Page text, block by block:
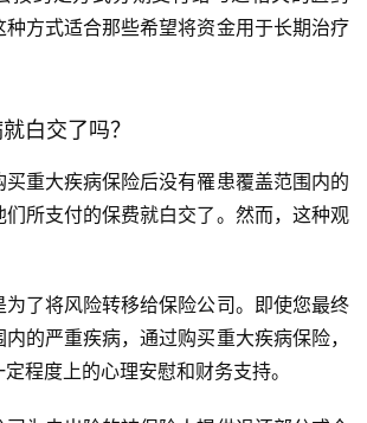
种方式适合那些希望将资金用于长期治疗
白交了吗？
重大疾病保险后没有罹患覆盖范围内的
们所支付的保费就白交了。然而，这种观
了将风险转移给保险公司。即使您最终
的严重疾病，通过购买重大疾病保险，
程度上的心理安慰和财务支持。